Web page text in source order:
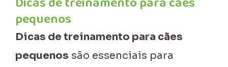
pequenos
Dicas de treinamento para cães
pequenos são essenciais para